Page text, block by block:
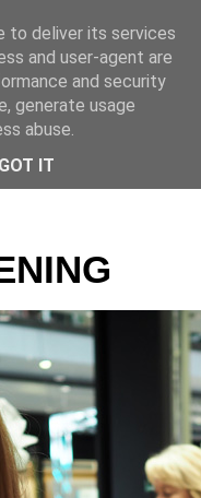
to deliver its services
and user-agent are
and security
generate usage
abuse.
GOT IT